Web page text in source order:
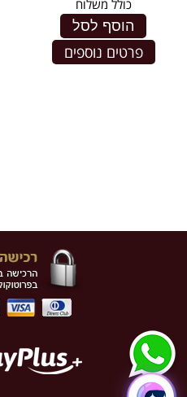
כולל משלוח
הוסף לסל
פרטים נוספים